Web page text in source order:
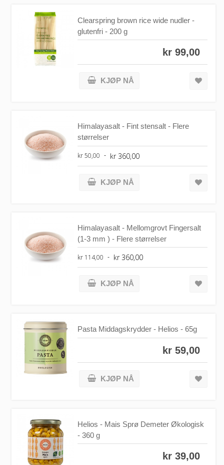
Clearspring brown rice wide nudler -
glutenfri - 200 g
kr 99,00
KJØP NÅ
Himalayasalt - Fint stensalt - Flere
størrelser
kr 50,00 kr 360,00
KJØP NÅ
Himalayasalt - Mellomgrovt Fingersalt
(1-3 mm ) - Flere størrelser
kr 114,00 kr 360,00
KJØP NÅ
Pasta Middagskrydder - Helios - 65g
kr 59,00
KJØP NÅ
Helios - Mais Sprø Demeter Økologisk
- 360 g
kr 39,00